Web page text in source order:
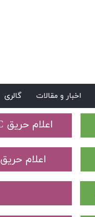
اخبار و مقالات گالری
​اعلام حریق C-TEC​​​​​​​
​اعلام حریق E2S